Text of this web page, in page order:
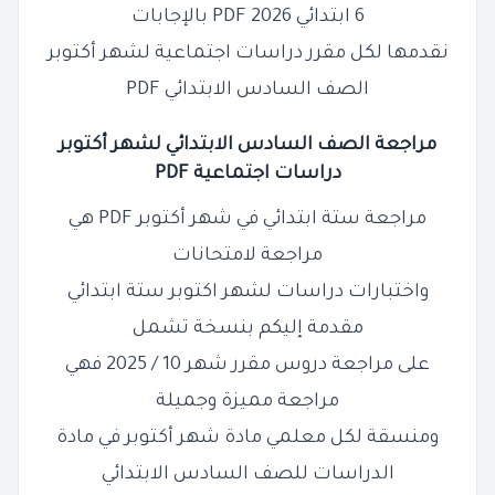
6 ابتدائي 2026 PDF بالإجابات
نقدمها لكل مقرر دراسات اجتماعية لشهر أكتوبر
الصف السادس الابتدائي PDF
مراجعة الصف السادس الابتدائي لشهر أكتوبر
دراسات اجتماعية PDF
مراجعة ستة ابتدائي في شهر أكتوبر PDF هي
مراجعة لامتحانات
واختبارات دراسات لشهر اكتوبر ستة ابتدائي
مقدمة إليكم بنسخة تشمل
على مراجعة دروس مقرر شهر 10 / 2025 فهي
مراجعة مميزة وجميلة
ومنسقة لكل معلمي مادة شهر أكتوبر في مادة
الدراسات للصف السادس الابتدائي